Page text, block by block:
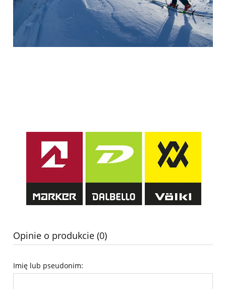
Opinie o produkcie (0)
Imię lub pseudonim: